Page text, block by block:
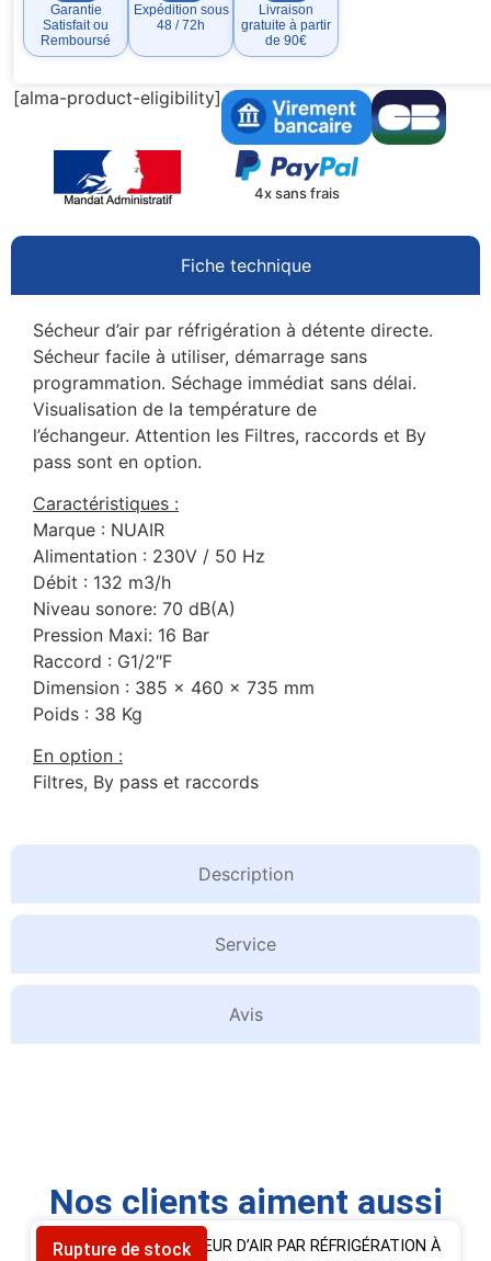
Garantie
Satisfait ou
Remboursé
Expédition sous
48 / 72h
Livraison
gratuite à partir
de 90€
[alma-product-eligibility]
4x sans frais
Fiche technique
Description
Service
Avis
Sécheur d’air par réfrigération à détente directe.
Sécheur facile à utiliser, démarrage sans
programmation. Séchage immédiat sans délai.
Visualisation de la température de
l’échangeur. Attention les Filtres, raccords et By
pass sont en option.
Caractéristiques :
Marque : NUAIR
Alimentation : 230V / 50 Hz
Débit : 132 m3/h
Niveau sonore: 70 dB(A)
Pression Maxi: 16 Bar
Raccord : G1/2″F
Dimension : 385 x 460 x 735 mm
Poids : 38 Kg
En option :
Filtres, By pass et raccords
Nos clients aiment aussi
Rupture de stockSÉCHEUR D’AIR PAR RÉFRIGÉRATION À